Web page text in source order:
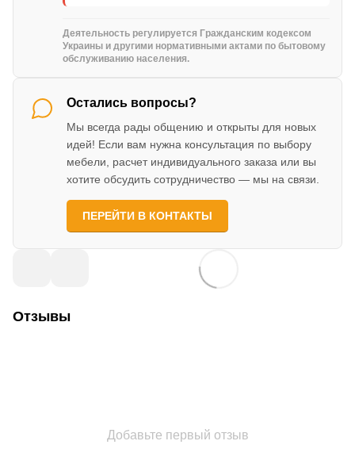
Деятельность регулируется Гражданским кодексом
Украины и другими нормативными актами по бытовому
обслуживанию населения.
Остались вопросы?
Мы всегда рады общению и открыты для новых
идей! Если вам нужна консультация по выбору
мебели, расчет индивидуального заказа или вы
хотите обсудить сотрудничество — мы на связи.
ПЕРЕЙТИ В КОНТАКТЫ
Отзывы
Добавьте первый отзыв